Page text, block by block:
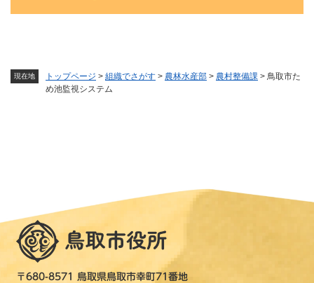
現在地 トップページ > 組織でさがす > 農林水産部 > 農村整備課 > 鳥取市た
め池監視システム
〒680-8571 鳥取県鳥取市幸町71番地